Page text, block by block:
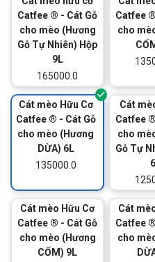
Catfee ® - Cát Gỗ
cho mèo (Hương
Gỗ Tự Nhiên) Hộp
9L
165000.0
Catfee
cho
Cát mèo Hữu Cơ
Catfee ® - Cát Gỗ
cho mèo (Hương
DỪA) 6L
135000.0
Cát
Catfee
cho
Gỗ Tự
Cát mèo Hữu Cơ
Catfee ® - Cát Gỗ
cho mèo (Hương
CỐM) 9L
Cát
Catfee
cho